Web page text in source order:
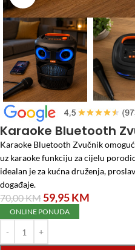
Početna/Elektro materijal /
Karaoke Bluetooth
Karaoke Bluetooth Zvučnik
uz karaoke funkciju za cijelu
idealan je za kućna druženja,
događaje.
70,00KM59,95KM
ONLINE PONUDA